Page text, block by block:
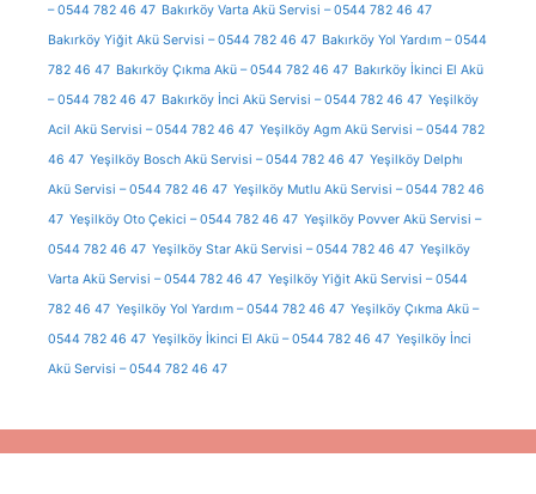
– 0544 782 46 47 Bakırköy Varta Akü Servisi – 0544 782 46 47
Bakırköy Yiğit Akü Servisi – 0544 782 46 47 Bakırköy Yol Yardım – 0544
782 46 47 Bakırköy Çıkma Akü – 0544 782 46 47 Bakırköy İkinci El Akü
– 0544 782 46 47 Bakırköy İnci Akü Servisi – 0544 782 46 47 Yeşilköy
Acil Akü Servisi – 0544 782 46 47 Yeşilköy Agm Akü Servisi – 0544 782
46 47 Yeşilköy Bosch Akü Servisi – 0544 782 46 47 Yeşilköy Delphı
Akü Servisi – 0544 782 46 47 Yeşilköy Mutlu Akü Servisi – 0544 782 46
47 Yeşilköy Oto Çekici – 0544 782 46 47 Yeşilköy Povver Akü Servisi –
0544 782 46 47 Yeşilköy Star Akü Servisi – 0544 782 46 47 Yeşilköy
Varta Akü Servisi – 0544 782 46 47 Yeşilköy Yiğit Akü Servisi – 0544
782 46 47 Yeşilköy Yol Yardım – 0544 782 46 47 Yeşilköy Çıkma Akü –
0544 782 46 47 Yeşilköy İkinci El Akü – 0544 782 46 47 Yeşilköy İnci
Akü Servisi – 0544 782 46 47